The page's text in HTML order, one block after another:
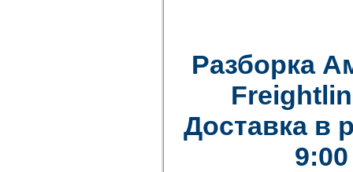
Разборка
Доставка в